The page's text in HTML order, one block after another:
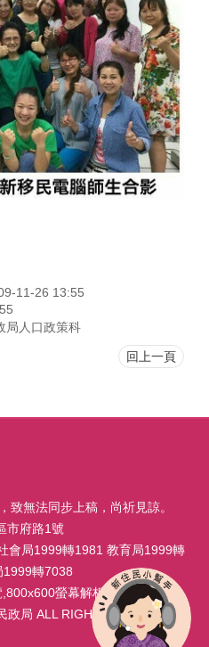
11-26 13:55
局人口政策科
回上一頁
無法同步上稿，尚祈見諒。
市府路1號
會局1999轉1981 教育局1999轉
轉7038
,800x600螢幕解析度
局 ALL RIGHT RESERVED